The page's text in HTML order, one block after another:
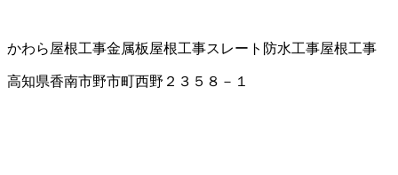
かわら屋根工事金属板屋根工事スレート 防水工事屋根工事
高知県香南市野市町西野２３５８－１